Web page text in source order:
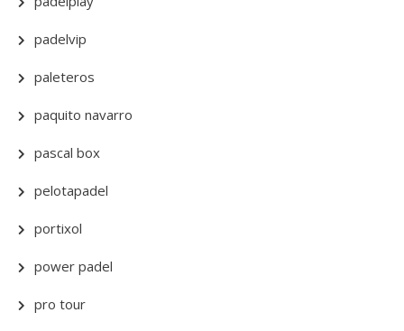
padelvip
paleteros
paquito navarro
pascal box
pelotapadel
portixol
power padel
pro tour